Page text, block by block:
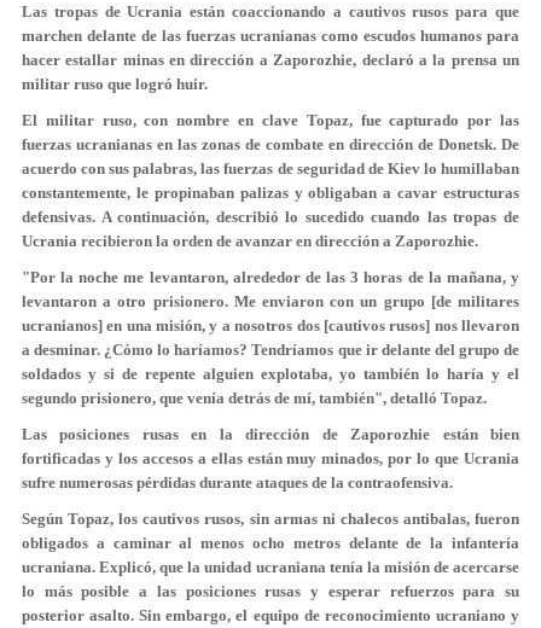
Las tropas de Ucrania están coaccionando a cautivos rusos para que
marchen delante de las fuerzas ucranianas como escudos humanos para
hacer estallar minas en dirección a Zaporozhie, declaró a la prensa un
militar ruso que logró huir.
El militar ruso, con nombre en clave Topaz, fue capturado por las
fuerzas ucranianas en las zonas de combate en dirección de Donetsk. De
acuerdo con sus palabras, las fuerzas de seguridad de Kiev lo humillaban
constantemente, le propinaban palizas y obligaban a cavar estructuras
defensivas. A continuación, describió lo sucedido cuando las tropas de
Ucrania recibieron la orden de avanzar en dirección a Zaporozhie.
"Por la noche me levantaron, alrededor de las 3 horas de la mañana, y
levantaron a otro prisionero. Me enviaron con un grupo [de militares
ucranianos] en una misión, y a nosotros dos [cautivos rusos] nos llevaron
a desminar. ¿Cómo lo haríamos? Tendríamos que ir delante del grupo de
soldados y si de repente alguien explotaba, yo también lo haría y el
segundo prisionero, que venía detrás de mí, también", detalló Topaz.
Las posiciones rusas en la dirección de Zaporozhie están bien
fortificadas y los accesos a ellas están muy minados, por lo que Ucrania
sufre numerosas pérdidas durante ataques de la contraofensiva.
Según Topaz, los cautivos rusos, sin armas ni chalecos antibalas, fueron
obligados a caminar al menos ocho metros delante de la infantería
ucraniana. Explicó, que la unidad ucraniana tenía la misión de acercarse
lo más posible a las posiciones rusas y esperar refuerzos para su
posterior asalto. Sin embargo, el equipo de reconocimiento ucraniano y